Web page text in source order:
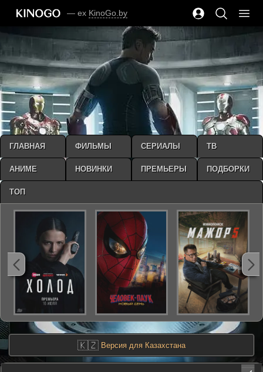
— ex KinoGo.by
🇰🇿 Версия для Казахстана
ГЛАВНАЯ ФИЛЬМЫ СЕРИАЛЫ ТВ
АНИМЕ НОВИНКИ ПРЕМЬЕРЫ ПОДБОРКИ
ТОП